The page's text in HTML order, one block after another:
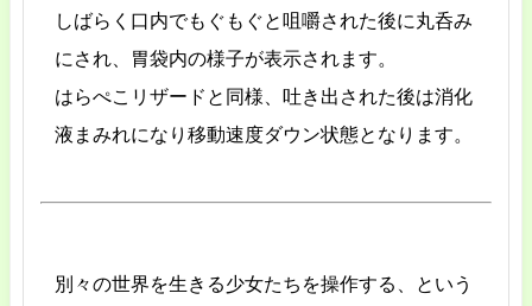
しばらく口内でもぐもぐと咀嚼された後に丸呑み
にされ、胃袋内の様子が表示されます。
はらぺこリザードと同様、吐き出された後は消化
液まみれになり移動速度ダウン状態となります。
別々の世界を生きる少女たちを操作する、という